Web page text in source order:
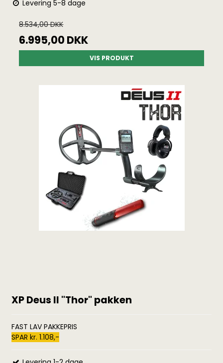
Levering 5-8 dage
8.534,00 DKK
6.995,00 DKK
VIS PRODUKT
XP Deus II "Thor" pakken
FAST LAV PAKKEPRIS
SPAR kr. 1.108,-